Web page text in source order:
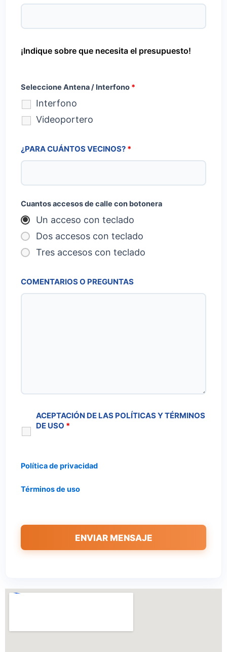
¡Indique sobre que necesita el presupuesto!
Seleccione Antena / Interfono *
Interfono
Videoportero
¿PARA CUÁNTOS VECINOS? *
Cuantos accesos de calle con botonera
Un acceso con teclado
Dos accesos con teclado
Tres accesos con teclado
COMENTARIOS O PREGUNTAS
ACEPTACIÓN DE LAS POLÍTICAS Y TÉRMINOS
DE USO *
Política de privacidad
Términos de uso